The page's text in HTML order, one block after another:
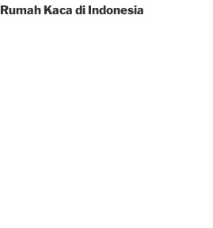
Rumah Kaca di Indonesia